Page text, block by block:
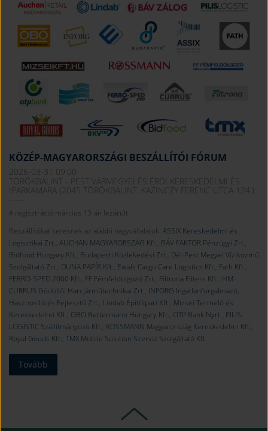
KÖZÉP-MAGYARORSZÁGI BESZÁLLÍTÓI FÓRUM
2026-03-31 09:00
TÖRÖKBÁLINT - PEST VÁRMEGYEI ÉS ÉRDI KERESKEDELMI ÉS
IPARKAMARA (2045 TÖRÖKBÁLINT, KAZINCZY FERENC UTCA 124.)
A regisztráció március 13-án lezárult.
Beszállítókat keresnek az alábbi nagyvállalatok: ASSIX Kereskedelmi és
Logisztikai Zrt., AUCHAN MAGYARORSZÁG Kft., BÁV FAKTOR Pénzügyi Zrt.,
Bidfood Hungary Kft., Budapesti Közlekedési Zrt., Dél-Pest Megyei Víziközmű
Szolgáltató Zrt., DUNA PAPÍR Kft., Ewals Cargo Care Logistics Kft., Fath Kft.,
FERRO-SPED 2000 Kft., FF Fémfeldolgozó Zrt., Filtrona Filters Kft., HM
CURRUS Gödöllői Harcjárműtechnikai Zrt., INFORG Ingatlanforgalmazó,
Hasznosító és Fejlesztő Zrt., Lindab Építőipari Kft., Mizsei Termelő és
Kereskedelmi Kft., OBO Bettermann Hungary Kft., OTP Bank Nyrt., PILIS-
LOGISTIC Szállítmányozó Kft., ROSSMANN Magyarország Kereskedelmi Kft.,
Royal Goods Kft., TMX Mobile Solution Szerviz Szolgáltató Kft.
Tovább